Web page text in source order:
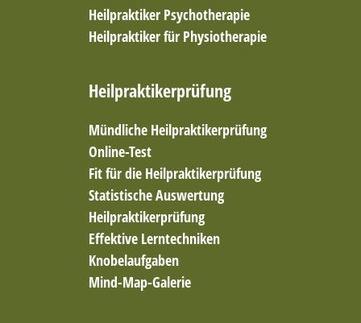
Therapieverfahren
Tiefengewebsmassage
Heilpraktiker Psychotherapie
Heilpraktiker für Physiotherapie
Heilpraktikerprüfung
Mündliche Heilpraktikerprüfung
Online-Test
Fit für die Heilpraktikerprüfung
Statistische Auswertung
Heilpraktikerprüfung
Effektive Lerntechniken
Knobelaufgaben
Mind-Map-Galerie